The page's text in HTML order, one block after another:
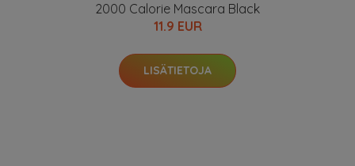
2000 Calorie Mascara Black
11.9 EUR
LISÄTIETOJA